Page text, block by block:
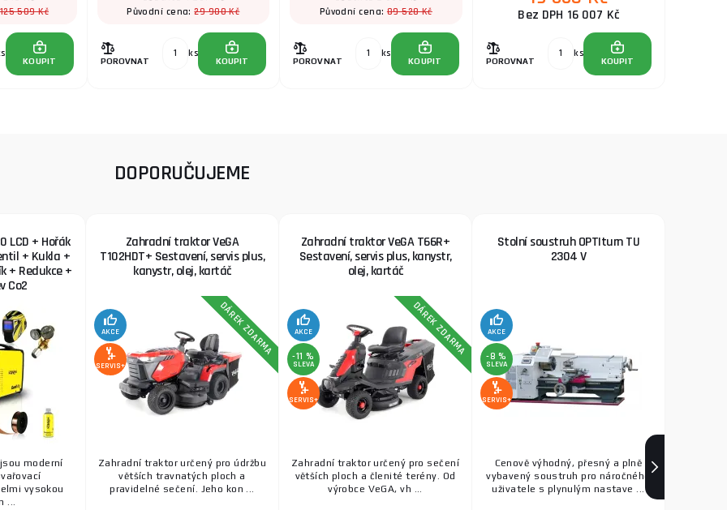
125 509 Kč
KOUPIT
Původní cena:29 900 Kč
POROVNAT
ks
KOUPIT
Původní cena:89 528 Kč
POROVNAT
ks
KOUPIT
Bez DPH 16 007 Kč
POROVNAT
ks
KOUPIT
DOPORUČUJEME
LCD + Hořák
+ Kukla +
+ Redukce +
Co2
moderní
vysokou
...
Zahradní traktor VeGA
T102HDT+ Sestavení, servis plus,
kanystr, olej, kartáč
AKCE
SERVIS+
DÁREK ZDARMA
Zahradní traktor určený pro údržbu
větších travnatých ploch a
pravidelné sečení. Jeho kon ...
Zahradní traktor VeGA T66R+
Sestavení, servis plus, kanystr,
olej, kartáč
AKCE
-11 %
SLEVA
SERVIS+
DÁREK ZDARMA
Zahradní traktor určený pro sečení
větších ploch a členité terény. Od
výrobce VeGA, vh ...
Stolní soustruh OPTIturn TU
2304 V
AKCE
-8 %
SLEVA
SERVIS+
Cenově výhodný, přesný a plně
vybavený soustruh pro náročného
uživatele s plynulým nastave ...